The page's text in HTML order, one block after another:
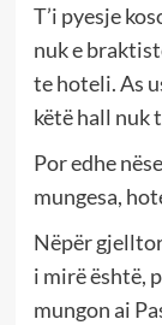
T’i pyesje
nuk e
te hoteli. As
këtë hall nuk
Por edhe
mungesa,
Nëpër
i mirë është,
mungon ai